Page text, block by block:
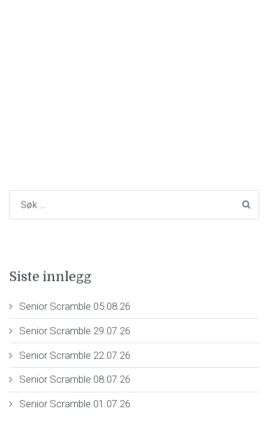
Siste innlegg
Senior Scramble 05.08.26
Senior Scramble 29.07.26
Senior Scramble 22.07.26
Senior Scramble 08.07.26
Senior Scramble 01.07.26